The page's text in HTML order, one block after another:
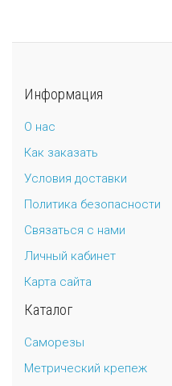
Информация
О нас
Как заказать
Условия доставки
Политика безопасности
Связаться с нами
Личный кабинет
Карта сайта
Каталог
Саморезы
Метрический крепеж